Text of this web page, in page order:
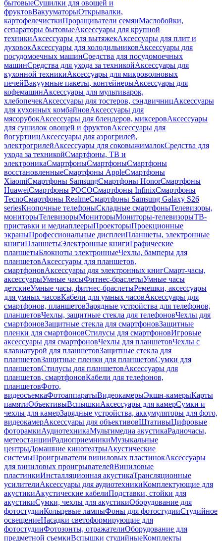
бытовыеСушилки для овощей и
фруктовВакууматорыОткрывалки,
картофелечисткиПроращиватели семянМаслобойки,
сепараторы бытовыеАксессуары для крупной
техникиАксессуары для вытяжекАксессуары для плит и
духовокАксессуары для холодильниковАксессуары для
посудомоечных машинСредства для посудомоечных
машинСредства для ухода за техникойАксессуары для
кухонной техникиАксессуары для микроволновых
печейВакуумные пакеты, контейнерыАксессуары для
кофемашинАксессуары для мультиварок,
хлебопечекАксессуары для тостеров, сэндвичницАксессуары
для кухонных комбайновАксессуары для
мясорубокАксессуары для блендеров, миксеровАксессуары
для сушилок овощей и фруктовАксессуары для
йогуртницАксессуары для аэрогрилей,
электрогрилейАксессуары для соковыжималокСредства для
ухода за техникойСмартфоны, ТВ и
электроникаСмартфоныСмартфоныСмартфоны
восстановленныеСмартфоны AppleСмартфоны
XiaomiСмартфоны SamsungСмартфоны HonorСмартфоны
HuaweiСмартфоны POCOСмартфоны InfinixСмартфоны
TecnoСмартфоны RealmeСмартфоны Samsung Galaxy S26
seriesКнопочные телефоныСкладные смартфоныТелевизоры,
мониторыТелевизорыМониторыМониторы-телевизорыТВ-
приставки и медиаплеерыПроекторыПроекционные
экраныПрофессиональные дисплеиПланшеты, электронные
книгиПланшетыЭлектронные книгиГрафические
планшетыБлокноты электронныеЧехлы, бамперы для
планшетовАксессуары для планшетов,
смартфоновАксессуары для электронных книгСмарт-часы,
аксессуарыУмные часыФитнес-браслетыУмные часы
детскиеУмные часы, фитнес-браслетыРемешки, аксессуары
для умных часовКабели для умных часовАксессуары для
смартфонов, планшетовЗарядные устройства для телефонов,
планшетовЧехлы, защитные стекла для телефоновЧехлы для
смартфоновЗащитные стекла для смартфоновЗащитные
пленки для смартфоновСтилусы для смартфоновИгровые
аксессуары для смартфоновЧехлы для планшетовЧехлы с
клавиатурой для планшетовЗащитные стекла для
планшетовЗащитные пленки для планшетовСумки для
планшетовСтилусы для планшетовАксессуары для
планшетов, смартфоновКабели для телефонов,
планшетовФото,
видеосъемкаФотоаппаратыВидеокамерыЭкшн-камерыКарты
памятиОбъективыВспышкиАксессуары для камерСумки и
чехлы для камерЗарядные устройства, аккумуляторы для фото,
видеокамерАксессуары для объективовШтативыЦифровые
фоторамкиАудиотехникаМультимедиа акустикаРадиочасы,
метеостанцииРадиоприемникиМузыкальные
центрыДомашние кинотеатрыАкустические
системыПроигрыватели виниловых пластинокАксессуары
для виниловых проигрывателейВиниловые
пластинкиИнсталляционная акустикаТрансляционные
усилителиАксессуары для аудиотехникиКомплектующие для
акустикиАкустические кабелиПодставки, стойки для
акустикиСумки, чехлы для акустикиОборудование для
фотостудииКольцевые лампыФоны для фотостудииСтудийное
освещениеНасадки светоформирующие для
фотостудииФотозонты, отражателиОборудование для
предметной съемкиВспышки студийныеКомплекты